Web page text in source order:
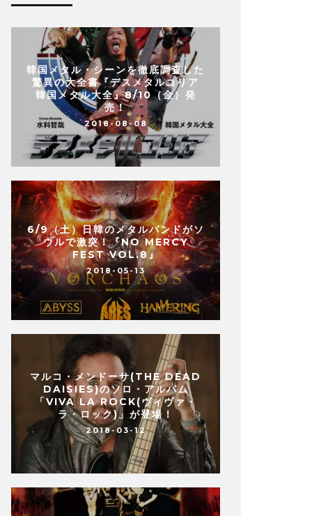
韓国メタル・シーンを徹底調査した
驚異の大全書『デスメタルコリア
韓国メタル大全』8/10（金）発
売！
2018-08-08
6/9（土）日韓のメタルバンドがソ
ウルで激突！『NO MERCY
FEST VOL.8』
2018-05-13
マルコ・メンドーサ(THE DEAD
DAISIES)のソロ・アルバム
「VIVA LA ROCK(ヴィヴァ・
ラ・ロック)」が登場！
2018-03-12